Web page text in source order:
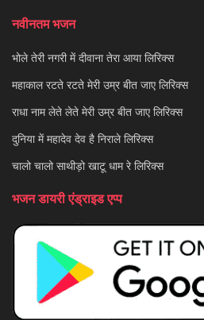
नवीनतम भजन
भोले तेरी नगरी में दीवाना तेरा आया लिरिक्स
महाकाल रटते रटते मेरी उम्र बीत जाए लिरिक्स
राधा नाम लेते लेते मेरी उम्र बीत जाए लिरिक्स
दुनिया में महादेव देव है निराले लिरिक्स
चालो चालो साथीड़ो खाटू धाम रे लिरिक्स
भजन डायरी एंड्राइड एप्प